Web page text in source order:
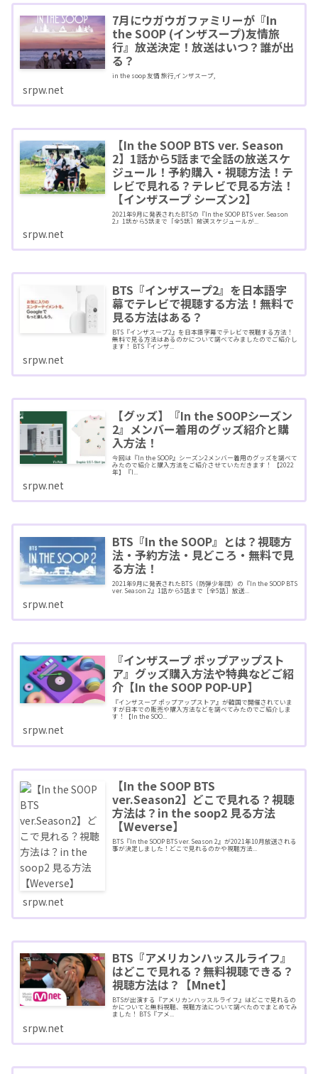
7月にウガウガファミリーが『In
the SOOP (インザスープ)友情旅
行』放送決定！放送はいつ？誰が出
る？
in the soop 友情 旅行,インザスープ,
srpw.net
【In the SOOP BTS ver. Season
2】1話から5話まで全話の放送スケ
ジュール！予約購入・視聴方法！テ
レビで見れる？テレビで見る方法！
【インザスープ シーズン2】
2021年9月に発表されたBTSの『In the SOOP BTS ver. Season
2』1話から5話まで［全5話］放送スケジュールが...
srpw.net
BTS『インザスープ2』を日本語字
幕でテレビで視聴する方法！無料で
見る方法はある？
BTS『インザスープ2』を日本語字幕でテレビで視聴する方法！
無料で見る方法はあるのかについて調べてみましたのでご紹介し
ます！ BTS『インザ...
srpw.net
【グッズ】『In the SOOPシーズン
2』メンバー着用のグッズ紹介と購
入方法！
今回は『In the SOOP』シーズン2メンバー着用のグッズを調べて
みたので紹介と購入方法をご紹介させていただきます！ 【2022
年】『I...
srpw.net
BTS『In the SOOP』とは？視聴方
法・予約方法・見どころ・無料で見
る方法！
2021年9月に発表されたBTS（防弾少年団）の『In the SOOP BTS
ver. Season 2』1話から5話まで［全5話］放送...
srpw.net
『インザスープ ポップアップスト
ア』グッズ購入方法や特典などご紹
介【In the SOOP POP-UP】
『インザスープ ポップアップストア』が韓国で開催されていま
すが日本での販売や購入方法などを調べてみたのでご紹介しま
す！【In the SOO...
srpw.net
【In the SOOP BTS
ver.Season2】どこで見れる？視聴
方法は？in the soop2 見る方法
【Weverse】
BTS『In the SOOP BTS ver. Season 2』が2021年10月放送される
事が決定しました！どこで見れるのかや視聴方法...
srpw.net
BTS『アメリカンハッスルライフ』
はどこで見れる？無料視聴できる？
視聴方法は？【Mnet】
BTSが出演する『アメリカンハッスルライフ』はどこで見れるの
かについてと無料視聴、視聴方法について調べたのでまとめてみ
ました！ BTS『アメ...
srpw.net